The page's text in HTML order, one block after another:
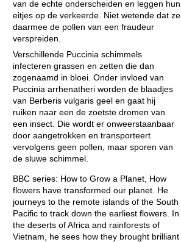
van de echte onderscheiden en leggen hun
eitjes op de verkeerde. Niet wetende dat ze
daarmee de pollen van een fraudeur
verspreiden.
Verschillende Puccinia schimmels
infecteren grassen en zetten die dan
zogenaamd in bloei. Onder invloed van
Puccinia arrhenatheri worden de blaadjes
van Berberis vulgaris geel en gaat hij
ruiken naar een de zoetste dromen van
een insect. Die wordt er onweerstaanbaar
door aangetrokken en transporteert
vervolgens geen pollen, maar sporen van
de sluwe schimmel.
BBC series: How to Grow a Planet, How
flowers have transformed our planet. He
journeys to the remote islands of the South
Pacific to track down the earliest flowers. In
the deserts of Africa and rainforests of
Vietnam, he sees how they brought brilliant